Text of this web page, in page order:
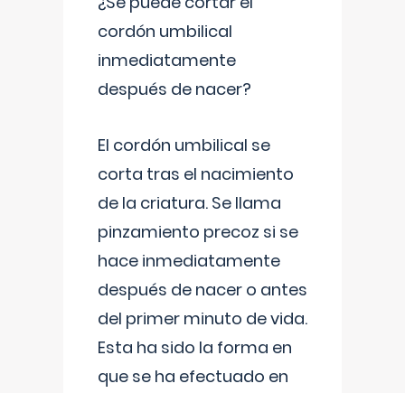
cordón umbilical
inmediatamente
después de nacer?
El cordón umbilical se
corta tras el nacimiento
de la criatura. Se llama
pinzamiento precoz si se
hace inmediatamente
después de nacer o antes
del primer minuto de vida.
Esta ha sido la forma en
que se ha efectuado en